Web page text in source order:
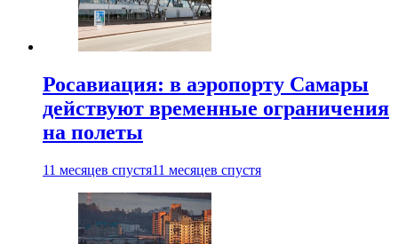
Росавиация: в аэропорту Самары
действуют временные ограничения
на полеты
11 месяцев спустя11 месяцев спустя